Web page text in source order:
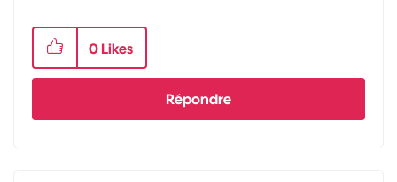
0 Likes
Répondre